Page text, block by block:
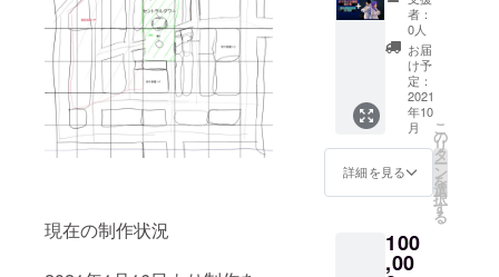
現在の制作状況
やロゴ
などを
使用し
たシー
ルセッ
トで
す。 20
種類の
が入っ
ていま
スオー
バープ
はメー
ルにて
お届け
いたし
ますよ
うお願
いいた
しま
す。 ※
広告
mp4形
式 動画
分(有効
期限
2022年
10月1日
まで) ◆
空き部
屋利用
券1ヶ月
分(有効
期限
2022年
10月1日
オンラ
イン利
者：
0人
お届
け予
定：
2021
年10
月
詳細を見る
こ
の
リ
タ
ー
ン
を
選
択
す
る
100
,00